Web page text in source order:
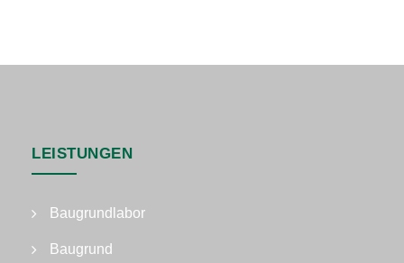
LEISTUNGEN
Baugrundlabor
Baugrund